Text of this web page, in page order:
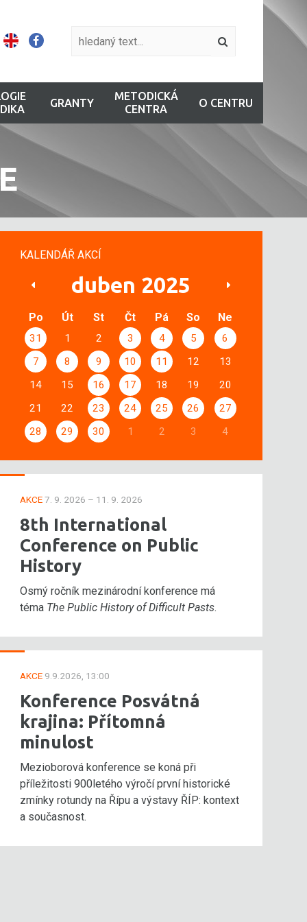
GRANTY
METODICKÁ
CENTRA
O CENTRU
KALENDÁŘ AKCÍ
duben 2025
Po Út St Čt Pá So Ne
31 1 2 3 4 5
6
7
8 9 10 11 12
13
14
15 16 17 18 19
20
21
22 23 24 25 26
27
28
29 30 1 2 3 4
AKCE7. 9. 2026 – 11. 9. 2026
8th International
Conference on Public
History
Osmý ročník mezinárodní konference má
téma The Public History of Difficult Pasts.
AKCE 9.9.2026, 13:00
Konference Posvátná
krajina: Přítomná
minulost
Mezioborová konference se koná při
příležitosti 900letého výročí první historické
zmínky rotundy na Řípu a výstavy ŘÍP: kontext
a současnost.